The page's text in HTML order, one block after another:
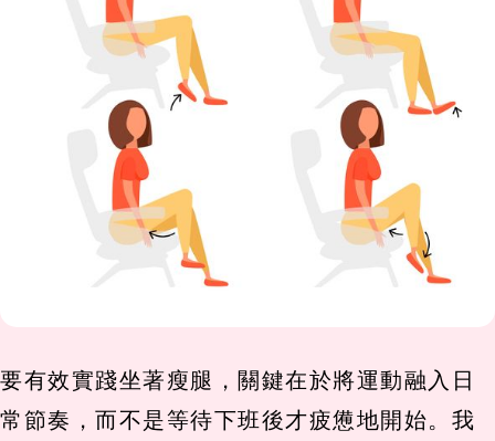
要有效實踐坐著瘦腿，關鍵在於將運動融入日
常節奏，而不是等待下班後才疲憊地開始。我